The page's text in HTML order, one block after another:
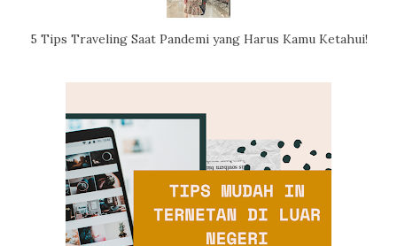
5 Tips Traveling Saat Pandemi yang Harus Kamu Ketahui!